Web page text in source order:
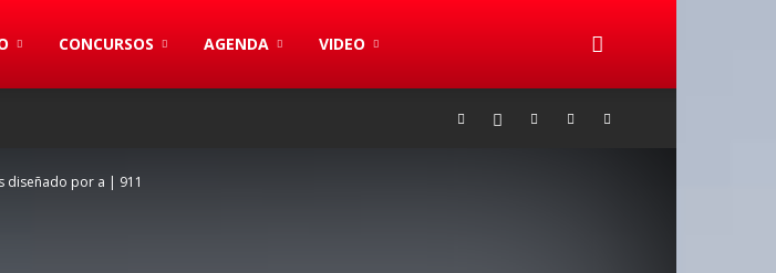
CONCURSOS AGENDA VIDEO
diseñado por a | 911